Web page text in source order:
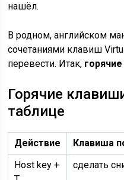
нашёл.
В родном, английском
сочетаниями клавиш
перевести. Итак,
Горячие
таблице
Действие Клавиша
Host key +
сделать